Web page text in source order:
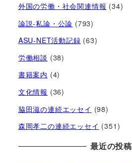
外国の労働・社会関連情報 (34)
論説-私論・公論 (793)
ASU-NET活動記録 (63)
労働相談 (38)
書籍案内 (4)
文化情報 (36)
脇田滋の連続エッセイ (98)
森岡孝二の連続エッセイ (351)
最近の投稿